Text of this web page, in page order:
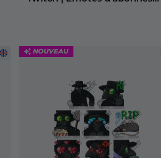
NOUVEAU